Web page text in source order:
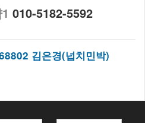
010-5182-5592
김은경(넙치민박)